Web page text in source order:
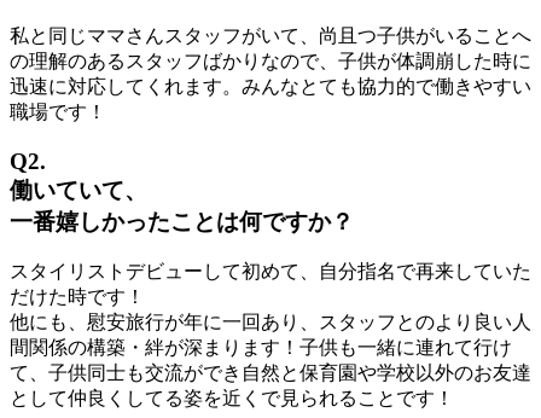
私と同じママさんスタッフがいて、尚且つ子供がいることへ
の理解のあるスタッフばかりなので、子供が体調崩した時に
迅速に対応してくれます。みんなとても協力的で働きやすい
職場です！
Q2.
働いていて、
一番嬉しかったことは何ですか？
スタイリストデビューして初めて、自分指名で再来していた
だけた時です！
他にも、慰安旅行が年に一回あり、スタッフとのより良い人
間関係の構築・絆が深まります！子供も一緒に連れて行け
て、子供同士も交流ができ自然と保育園や学校以外のお友達
として仲良くしてる姿を近くで見られることです！